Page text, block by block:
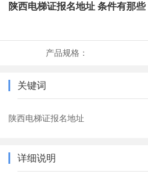
陕西电梯证报名地址 条件有那些
产品规格：
关键词
陕西电梯证报名地址
详细说明